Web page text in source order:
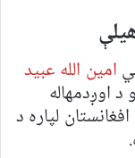
امین الله عبید
د اوږدمهاله
لپاره د